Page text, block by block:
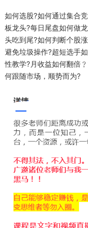
如何选股?如何通过集合
板龙头?每日尾盘如何做
头吃到尾?如何判断个股
避免垃圾操作?超短选手
性教学?月收益如何翻倍
何跟随市场，顺势而为?